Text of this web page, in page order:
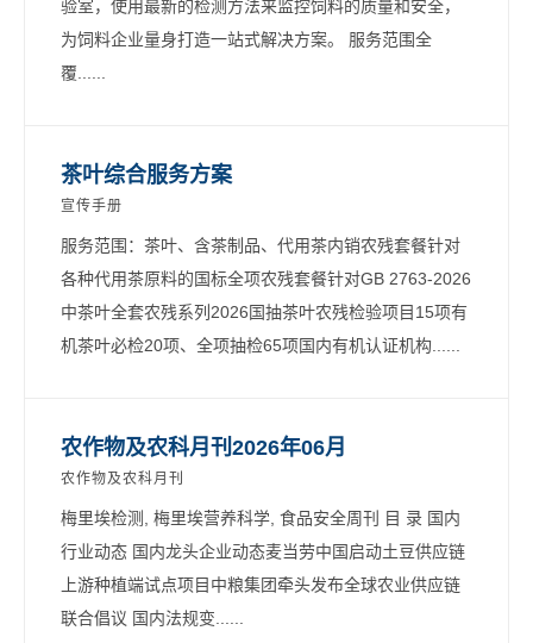
验室，使用最新的检测方法来监控饲料的质量和安全，
为饲料企业量身打造一站式解决方案。 服务范围全
覆......
茶叶综合服务方案
宣传手册
服务范围：茶叶、含茶制品、代用茶内销农残套餐针对
各种代用茶原料的国标全项农残套餐针对GB 2763-2026
中茶叶全套农残系列2026国抽茶叶农残检验项目15项有
机茶叶必检20项、全项抽检65项国内有机认证机构......
农作物及农科月刊2026年06月
农作物及农科月刊
梅里埃检测, 梅里埃营养科学, 食品安全周刊 目 录 国内
行业动态 国内龙头企业动态麦当劳中国启动土豆供应链
上游种植端试点项目中粮集团牵头发布全球农业供应链
联合倡议 国内法规变......